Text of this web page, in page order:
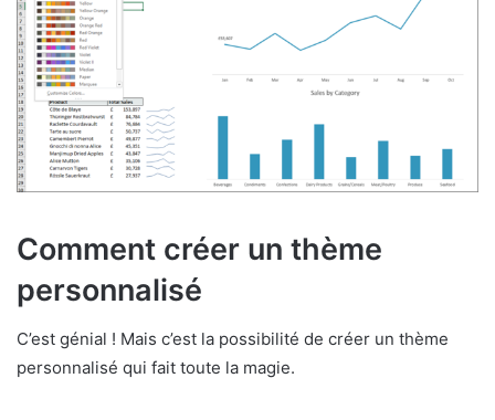
Comment créer un thème
personnalisé
C’est génial ! Mais c’est la possibilité de créer un thème
personnalisé qui fait toute la magie.